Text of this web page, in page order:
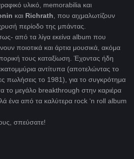
υλικό, memorabilia και
και Richrath, που αιχμαλωτίζουν
περίοδο της μπάντας.
από τα λίγα εκείνα album που
ποιοτικά και άρτια μουσικά, ακόμα
τους καταξίωση. Έχοντας ήδη
αντίτυπα (αποτελώντας το
πωλήσεις το 1981), για το συγκρότημα
το μεγάλο breakthrough στην καριέρα
ένα από τα καλύτερα rock ‘n roll album
σπεύσατε!